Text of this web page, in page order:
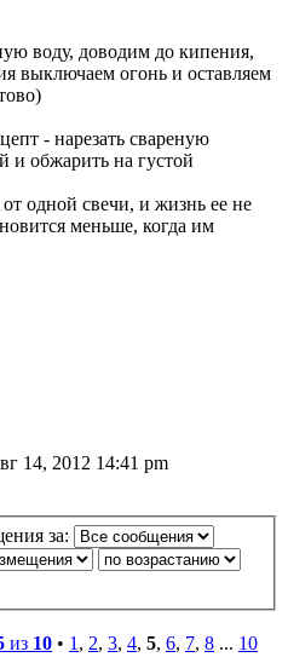
воду, доводим до кипения,
выключаем огонь и оставляем
- нарезать свареную
и обжарить на густой
одной свечи, и жизнь ее не
меньше, когда им
14, 2012 14:41 pm
за:
из 10 • 1 , 2, 3, 4, 5, 6, 7, 8 ... 10